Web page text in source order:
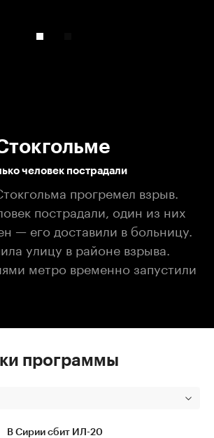
человек пострадали
прогремел взрыв.
пострадали, один из них
— его доставили в больницу.
улицу в районе взрыва.
метро временно запустили
программы
В Сирии сбит ИЛ-20